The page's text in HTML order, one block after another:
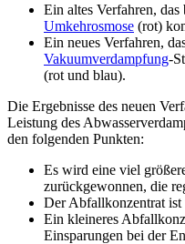
Ein altes Verfahren,
Umkehrosmose (rot)
Ein neues Verfahren,
Vakuumverdampfung-
(rot und blau).
Die Ergebnisse des neuen
Leistung des
den folgenden Punkten:
Es wird eine viel
zurückgewonnen, die
Der Abfallkonzentrat ist
Ein kleineres
Einsparungen bei der